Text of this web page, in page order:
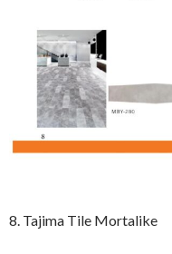
8. Tajima Tile Mortalike